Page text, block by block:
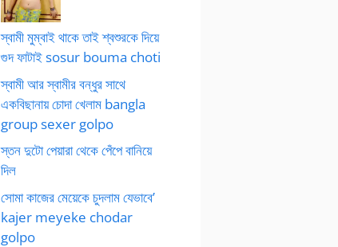
স্বামী মুম্বাই থাকে তাই শ্বশুরকে দিয়ে
গুদ ফাটাই sosur bouma choti
স্বামী আর স্বামীর বন্ধুর সাথে
একবিছানায় চোদা খেলাম bangla
group sexer golpo
স্তন দুটো পেয়ারা থেকে পেঁপে বানিয়ে
দিল
সোমা কাজের মেয়েকে চুদলাম যেভাবে’
kajer meyeke chodar
golpo